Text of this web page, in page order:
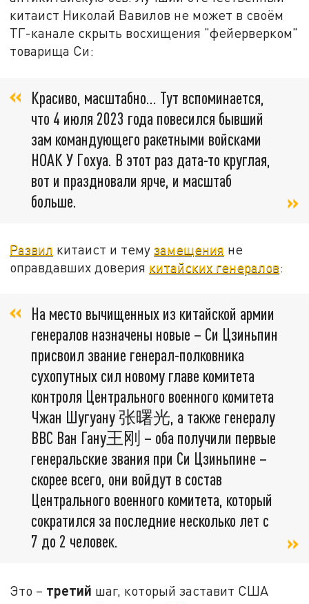
китаист Николай Вавилов не может в своём
ТГ-канале скрыть восхищения "фейерверком"
товарища Си:
Красиво, масштабно… Тут вспоминается,
что 4 июля 2023 года повесился бывший
зам командующего ракетными войсками
НОАК У Гохуа. В этот раз дата-то круглая,
вот и праздновали ярче, и масштаб
больше.
Развил китаист и темузамещения не
оправдавших доверия китайских генералов:
На место вычищенных из китайской армии
генералов назначены новые – Си Цзиньпин
присвоил звание генерал-полковника
сухопутных сил новому главе комитета
контроля Центрального военного комитета
Чжан Шугуану 张曙光, а также генералу
ВВС Ван Гану王刚 – оба получили первые
генеральские звания при Си Цзиньпине –
скорее всего, они войдут в состав
Центрального военного комитета, который
сократился за последние несколько лет с
7 до 2 человек.
Это – третий шаг, который заставит США